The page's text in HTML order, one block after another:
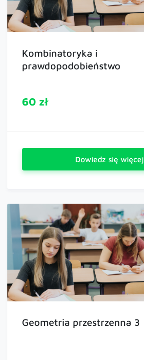
Kombinatoryka i
prawdopodobieństwo
60 zł
Dowiedz się więcej
Geometria przestrzenna 3